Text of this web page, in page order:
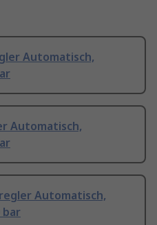
Automatisch,
Automatisch,
Automatisch,
bar